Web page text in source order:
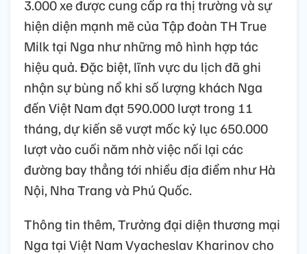
3.000 xe được cung cấp ra thị trường và sự
hiện diện mạnh mẽ của Tập đoàn TH True
Milk tại Nga như những mô hình hợp tác
hiệu quả. Đặc biệt, lĩnh vực du lịch đã ghi
nhận sự bùng nổ khi số lượng khách Nga
đến Việt Nam đạt 590.000 lượt trong 11
tháng, dự kiến sẽ vượt mốc kỷ lục 650.000
lượt vào cuối năm nhờ việc nối lại các
đường bay thẳng tới nhiều địa điểm như Hà
Nội, Nha Trang và Phú Quốc.
Thông tin thêm, Trưởng đại diện thương mại
Nga tại Việt Nam Vyacheslav Kharinov cho